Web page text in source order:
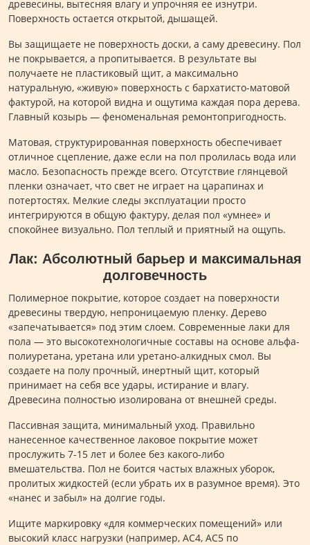
древесины, вытесняя влагу и упрочняя ее изнутри.
Поверхность остается открытой, дышащей.
Вы защищаете не поверхность доски, а саму древесину. Пол
не покрывается, а пропитывается. В результате вы
получаете не пластиковый щит, а максимально
натуральную, «живую» поверхность с бархатисто-матовой
фактурой, на которой видна и ощутима каждая пора дерева.
Главный козырь — феноменальная ремонтопригодность.
Матовая, структурированная поверхность обеспечивает
отличное сцепление, даже если на пол пролилась вода или
масло. Безопасность прежде всего. Отсутствие глянцевой
пленки означает, что свет не играет на царапинах и
потертостях. Мелкие следы эксплуатации просто
интегрируются в общую фактуру, делая пол «умнее» и
спокойнее визуально. Пол теплый и приятный на ощупь.
Лак: Абсолютный барьер и максимальная
долговечность
Полимерное покрытие, которое создает на поверхности
древесины твердую, непроницаемую пленку. Дерево
«запечатывается» под этим слоем. Современные лаки для
пола — это высокотехнологичные составы на основе альфа-
полиуретана, уретана или уретано-алкидных смол. Вы
создаете на полу прочный, инертный щит, который
принимает на себя все удары, истирание и влагу.
Древесина полностью изолирована от внешней среды.
Пассивная защита, минимальный уход. Правильно
нанесенное качественное лаковое покрытие может
прослужить 7-15 лет и более без какого-либо
вмешательства. Пол не боится частых влажных уборок,
пролитых жидкостей (если убрать их в разумное время). Это
«нанес и забыл» на долгие годы.
Ищите маркировку «для коммерческих помещений» или
высокий класс нагрузки (например, AC4, AC5 по